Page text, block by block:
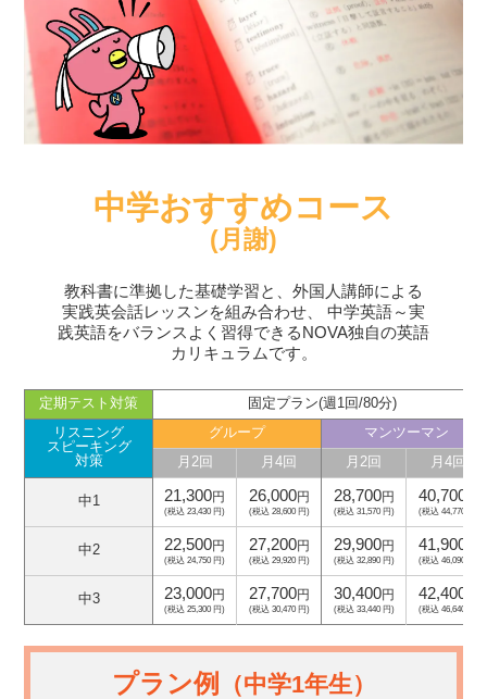
中学おすすめコース
(月謝)
教科書に準拠した基礎学習と、外国人講師による
実践英会話レッスンを組み合わせ、
中学英語～実
践英語をバランスよく習得できるNOVA独自の英語
カリキュラムです。
定期テスト対策
固定プラン(週1回/80分)
リスニング
スピーキング
対策
グループ
マンツーマン
月2回
月4回 月2回 月4回
中1 21,300円
(税込 23,430 円)
26,000円
(税込 28,600 円)
28,700円
(税込 31,570 円)
40,700
(税込 44,770 円)
中2 22,500円
(税込 24,750 円)
27,200円
(税込 29,920 円)
29,900円
(税込 32,890 円)
41,900
(税込 46,090 円)
中3 23,000円
(税込 25,300 円)
27,700円
(税込 30,470 円)
30,400円
(税込 33,440 円)
42,400
(税込 46,640 円)
プラン例 （中学1年生）